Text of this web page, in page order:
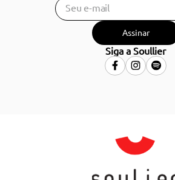
Assinar
Siga a Soullier